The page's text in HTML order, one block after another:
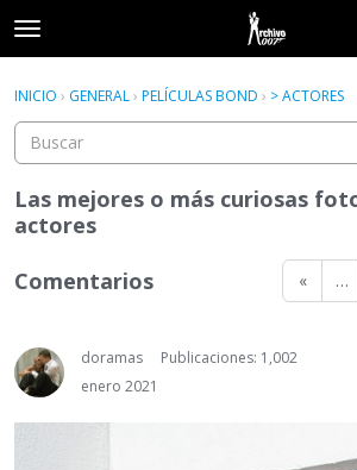
t
o
g
e
e
n
Acceder Registrarse
Hilos
Actividad
Acceder Registrarse
INICIO › GENERAL› PELÍCULAS BOND › > ACTORES
Las mejores o más curiosas
actores
« …
Comentarios
doramas
Publicaciones: 1,002
enero 2021